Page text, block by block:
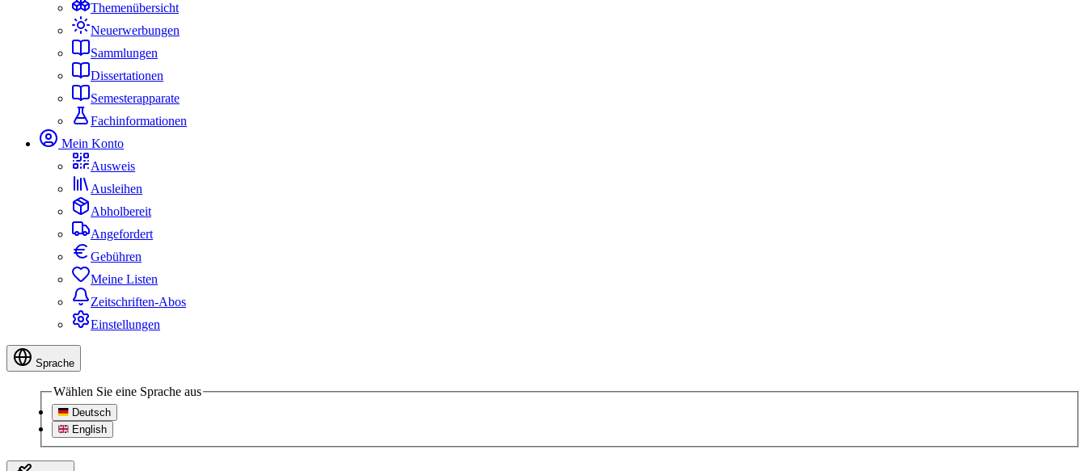
Themenübersicht
Neuerwerbungen
Sammlungen
Dissertationen
Semesterapparate
Fachinformationen
Mein Konto
Ausweis
Ausleihen
Abholbereit
Angefordert
Gebühren
Meine Listen
Zeitschriften-Abos
Einstellungen
Sprache
Wählen Sie eine Sprache aus
Deutsch
English